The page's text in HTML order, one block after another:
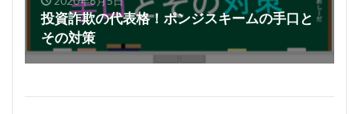
投資詐欺の代表格！ポンジスキームの手口と
その対策